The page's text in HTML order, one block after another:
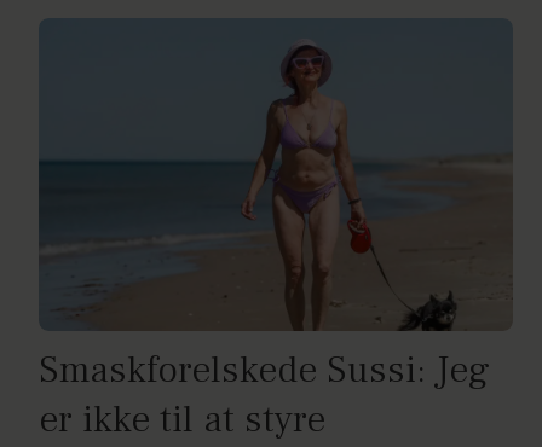
Smaskforelskede Sussi: Jeg
er ikke til at styre